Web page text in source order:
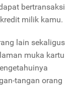
bertransaksi
milik kamu.
lain sekaligus
muka kartu
tangan orang